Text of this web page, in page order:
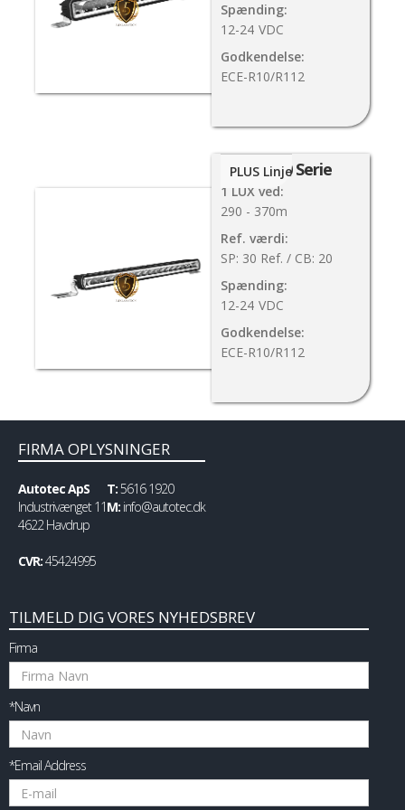
Spænding:
12-24 VDC
Godkendelse:
ECE-R10/R112
SX500 Serie
1 LUX ved:
290 - 370m
Ref. værdi:
SP: 30 Ref. / CB: 20
Spænding:
12-24 VDC
Godkendelse:
ECE-R10/R112
PLUS Linje
FIRMA OPLYSNINGER
Autotec ApS
Industrivænget 11
4622 Havdrup
CVR:45424995
T:5616 1920
M: info@autotec.dk
TILMELD DIG VORES NYHEDSBREV
Firma
*Navn
*Email Address